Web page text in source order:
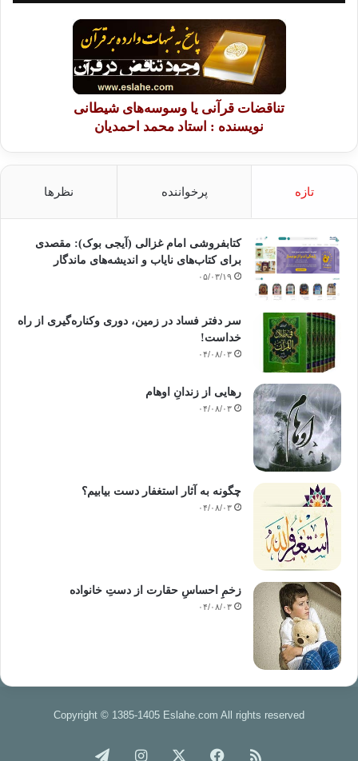
تناقضات قرآنی یا وسوسه‌های شیطانی
نویسنده : استاد محمد احمدیان
تازه پرخواننده نظرها
کتابفروشی امام غزالی (آیجی بوک): مقصدی
برای کتاب‌های نایاب و اندیشه‌های ماندگار
۰۵/۰۳/۱۹
سر دفتر فساد در زمین‌، دوری وکناره‌گیری از راه
خداست‌!
۰۴/۰۸/۰۳
رهایی از زندانِ اوهام
۰۴/۰۸/۰۳
چگونه به آثار استغفار دست بیابیم؟
۰۴/۰۸/۰۳
زخمِ احساسِ حقارت از دستِ خانواده
۰۴/۰۸/۰۳
Copyright © 1385-1405 Eslahe.com All rights reserved
خوراک فیس اینستاگرام